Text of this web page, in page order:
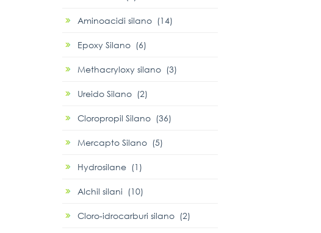
Aminoacidi silano (14)
Epoxy Silano (6)
Methacryloxy silano (3)
Ureido Silano (2)
Cloropropil Silano (36)
Mercapto Silano (5)
Hydrosilane (1)
Alchil silani (10)
Cloro-idrocarburi silano (2)